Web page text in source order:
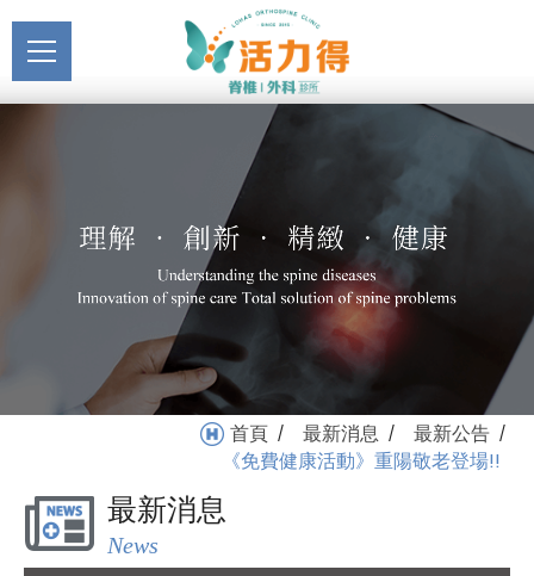
《免費健康活動》重陽敬
老登場!!_最新公告_最新消
息 | 活力得脊椎外科診所
主選單關於活力得
醫療服務
Medical Service
Registration
就醫指南
Medical Instruction
衛教專區
Health Education
首頁 / 最新消息 / 最新公告 /
《免費健康活動》重陽敬老登場!!
最新消息
News